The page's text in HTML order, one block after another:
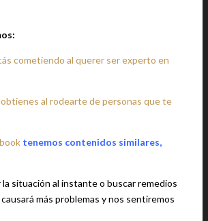
cometiendo al querer ser experto en
al rodearte de personas que te
tenemos contenidos similares,
situación al instante o buscar remedios
más problemas y nos sentiremos